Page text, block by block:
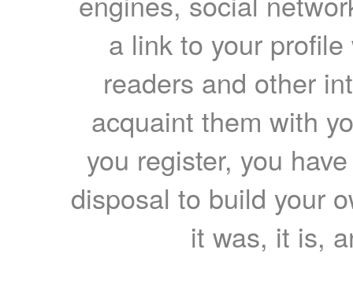
a link to your
readers and other
acquaint them with
you register, you
disposal to build your
it was, it is,